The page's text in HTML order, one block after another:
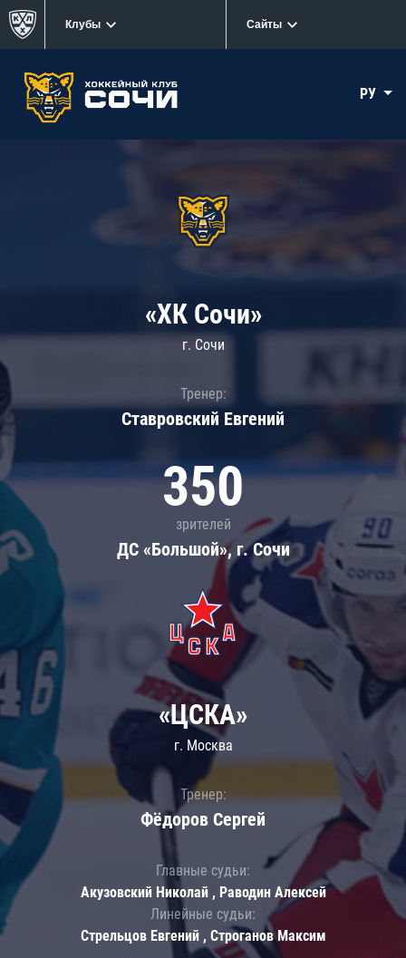
Клубы Сайты
РУ
«ХК Сочи»
г. Сочи
Тренер:
Ставровский Евгений
350
зрителей
ДС «Большой», г. Сочи
«ЦСКА»
г. Москва
Тренер:
Фёдоров Сергей
Главные судьи:
Акузовский Николай , Раводин Алексей
Линейные судьи:
Стрельцов Евгений , Строганов Максим